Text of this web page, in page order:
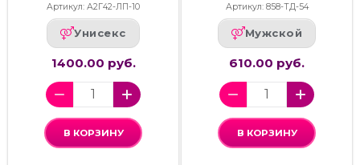
Артикул: А2Г42-ЛП-10
Унисекс
1400.00 руб.
В КОРЗИНУ
Артикул: 858-ТД-54
Мужской
610.00 руб.
В КОРЗИНУ